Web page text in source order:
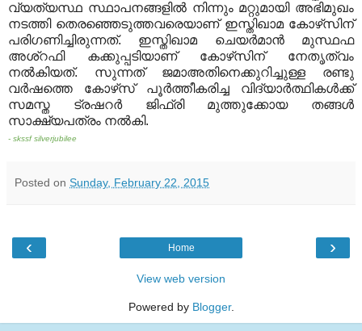
വ്യത്യസ്ഥ സ്ഥാപനങ്ങളില്‍ നിന്നും മറ്റുമായി അഭിമുഖം
നടത്തി തെരഞ്ഞെടുത്തവരെയാണ് ഇസ്തിഖാമ കോഴ്‌സിന്
പരിഗണിച്ചിരുന്നത്. ഇസ്തിഖാമ ചെയര്‍മാന്‍ മുസ്ഥഫ
അശ്‌റഫി കക്കുപ്പടിയാണ് കോഴ്‌സിന് നേതൃത്വം
നല്‍കിയത്. സുന്നത് ജമാഅതിനെക്കുറിച്ചുള്ള രണ്ടു
വര്‍ഷത്തെ കോഴ്‌സ് പൂര്‍ത്തീകരിച്ച വിദ്യാര്‍ത്ഥികള്‍ക്ക്
സമസ്ത ട്രഷറര്‍ ജിഫ്രി മുത്തുക്കോയ തങ്ങള്‍
സാക്ഷ്യപത്രം നല്‍കി.
- skssf silverjubilee
Posted on Sunday, February 22, 2015
‹ ›
Home
View web version
Powered by Blogger.